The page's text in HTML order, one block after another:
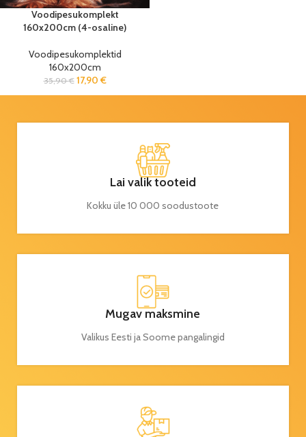
Voodipesukomplekt
160x200cm (4-osaline)
Voodipesukomplektid
160x200cm
35,90€ 17,90 €
Lai valik tooteid
Kokku üle 10 000 soodustoote
Mugav maksmine
Valikus Eesti ja Soome pangalingid